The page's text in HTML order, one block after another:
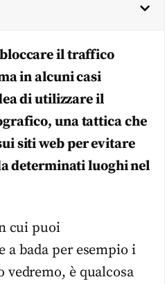
il traffico
in alcuni casi
di utilizzare il
una tattica che
siti web per evitare
determinati luoghi nel
cui puoi
a bada per esempio i
vedremo, è qualcosa